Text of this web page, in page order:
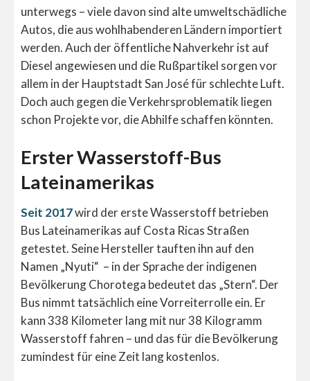
unterwegs – viele davon sind alte umweltschädliche
Autos, die aus wohlhabenderen Ländern importiert
werden. Auch der öffentliche Nahverkehr ist auf
Diesel angewiesen und die Rußpartikel sorgen vor
allem in der Hauptstadt San José für schlechte Luft.
Doch auch gegen die Verkehrsproblematik liegen
schon Projekte vor, die Abhilfe schaffen könnten.
Erster Wasserstoff-Bus
Lateinamerikas
Seit 2017wird der erste Wasserstoff betrieben
Bus Lateinamerikas auf Costa Ricas Straßen
getestet. Seine Hersteller tauften ihn auf den
Namen „Nyuti“ – in der Sprache der indigenen
Bevölkerung Chorotega bedeutet das „Stern“. Der
Bus nimmt tatsächlich eine Vorreiterrolle ein. Er
kann 338 Kilometer lang mit nur 38 Kilogramm
Wasserstoff fahren – und das für die Bevölkerung
zumindest für eine Zeit lang kostenlos.